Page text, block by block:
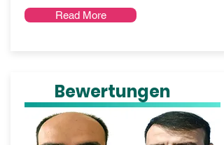
Read More
Bewertungen